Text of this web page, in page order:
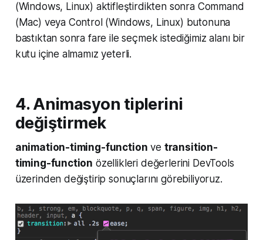
(Windows, Linux) aktifleştirdikten sonra Command
(Mac) veya Control (Windows, Linux) butonuna
bastıktan sonra fare ile seçmek istediğimiz alanı bir
kutu içine almamız yeterli.
4. Animasyon tiplerini
değiştirmek
animation-timing-function ve transition-
timing-function özellikleri değerlerini DevTools
üzerinden değiştirip sonuçlarını görebiliyoruz.